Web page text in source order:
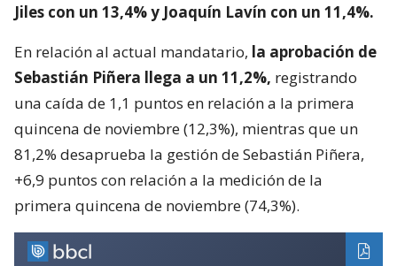
Jiles con un 13,4% y Joaquín Lavín con un 11,4%.
En relación al actual mandatario, la aprobación de
Sebastián Piñera llega a un 11,2%, registrando
una caída de 1,1 puntos en relación a la primera
quincena de noviembre (12,3%), mientras que un
81,2% desaprueba la gestión de Sebastián Piñera,
+6,9 puntos con relación a la medición de la
primera quincena de noviembre (74,3%).